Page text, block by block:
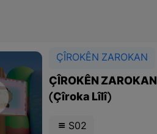
ÇÎROKÊN ZAROKAN
ÇÎROKÊN ZAROKAN
(Çîroka Lîlî)
S02